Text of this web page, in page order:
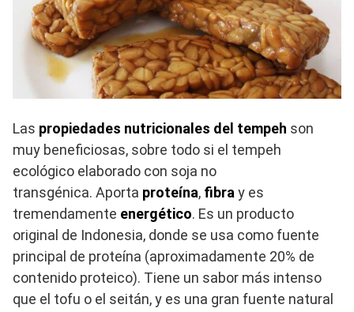
Las propiedades nutricionales del tempeh son
muy beneficiosas, sobre todo si el tempeh
ecológico elaborado con soja no
transgénica. Aporta proteína, fibra y es
tremendamente energético. Es un producto
original de Indonesia, donde se usa como fuente
principal de proteína (aproximadamente 20% de
contenido proteico). Tiene un sabor más intenso
que el tofu o el seitán, y es una gran fuente natural